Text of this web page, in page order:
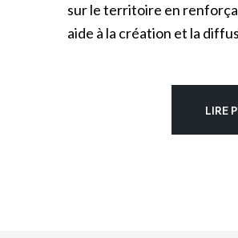
sur le territoire en
aide à la création et la
LIRE